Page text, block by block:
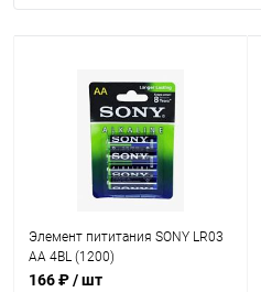
Элемент пититания SONY LR03
AA 4BL (1200)
166 ₽/ шт